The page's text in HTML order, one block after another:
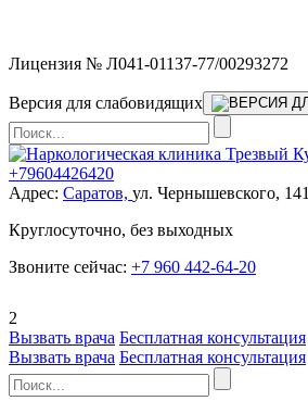
Лицензия № Л041-01137-77/00293272
Версия для слабовидящих
+79604426420
Адрес: Саратов, ул. Чернышевского, 141
Круглосуточно, без выходных
Звоните сейчас: +7 960 442-64-20
2
Вызвать врача Бесплатная консультация
Вызвать врача Бесплатная консультация